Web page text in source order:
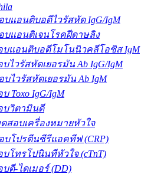
บแอนติบอดีไวรัสหัด IgG/IgM
บแอนติเจนโรคฝีดาษลิง
บแอนติบอดีโมโนนิวคลีโอซิส IgM
ไวรัสหัดเยอรมัน Ab IgG/IgM
ไวรัสหัดเยอรมัน Ab IgM
Toxo IgG/IgM
บวิตามินดี
สอบเครื่องหมายหัวใจ
บโปรตีนซีรีแอคทีฟ (CRP)
โทรโปนินทีหัวใจ (cTnT)
ดี-ไดเมอร์ (DD)